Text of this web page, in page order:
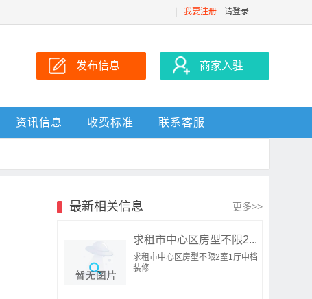
我要注册 请登录
发布信息 商家入驻
资讯信息 收费标准 联系客服
最新相关信息 更多>>
求租市中心区房型不限2...
求租市中心区房型不限2室1厅中档
装修